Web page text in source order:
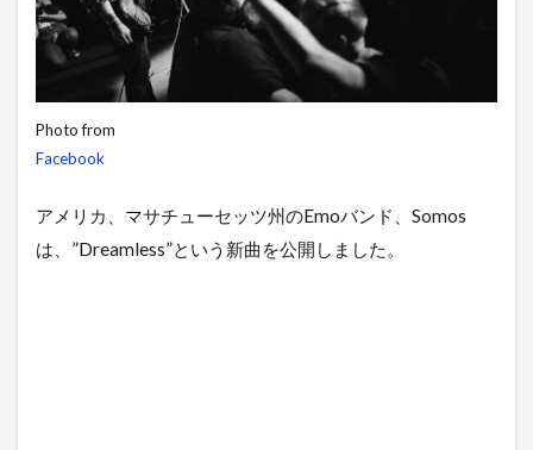
Photo from
Facebook
アメリカ、マサチューセッツ州のEmoバンド、Somos
は、”Dreamless”という新曲を公開しました。